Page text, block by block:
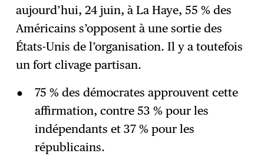
aujourd’hui, 24 juin, à La Haye, 55 % des
Américains s’opposent à une sortie des
États-Unis de l’organisation. Il y a toutefois
un fort clivage partisan.
75 % des démocrates approuvent cette
affirmation, contre 53 % pour les
indépendants et 37 % pour les
républicains.